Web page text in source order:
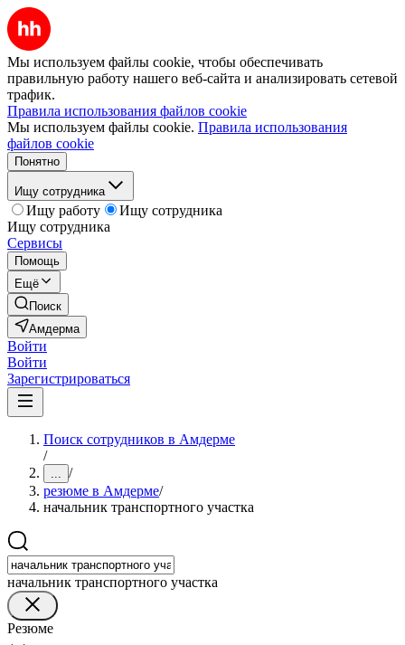
Мы используем файлы cookie, чтобы обеспечивать
правильную работу нашего веб-сайта и анализировать сетевой
трафик.
Правила использования файлов cookie
Мы используем файлы cookie. Правила использования
файлов cookie
Понятно
Ищу сотрудника
Ищу работу
Ищу сотрудника
Ищу сотрудника
Сервисы
Помощь
Ещё
Поиск
Амдерма
Войти
Войти
Зарегистрироваться
Поиск сотрудников в Амдерме
/
... /
резюме в Амдерме/
начальник транспортного участка
начальник транспортного участка
Резюме